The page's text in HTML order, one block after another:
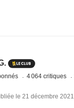
4 064 critiques
le 21 décembre 2021